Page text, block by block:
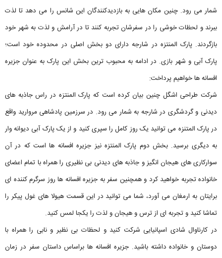
شمار می رود. چنین مکان هایی به بازدیدکنندگان این شانس را می دهد تا لذت
ببرند و لحظات خوشی را در سفرشان تجربه کنند تا در آرامش و لذت به شهر خود
بازگردند. پارک المنتزه در شارجه دارای دو بخش اصلی در محدوده خود است؛
پارک آبی و شهر بازی. در ادامه به محبوب ترین بخش این پارک به عنوان جزیره
افسانه ها خواهیم پرداخت:
شرکت طراحی اشگل چنین بیان کرده است که پارک المنتزه در راس جاذبه های
دیدنی و گردشگری در شارجه به شمار می رود. در سرزمین پادشاهی مروارید واقع
در پارک المتنزه می توانید یک روز کامل را سپری کنید و از یک پارک آبی دیوانه وار
به دیگری برسید. بخش دوم پارک المنتزه نیز جزیره افسانه ها است که در آن
سوارکاری های هیجان انگیز و جاذبه های دیدنی بی نظیری را همراه با تمام اعضای
خانواده تجربه خواهید کرد و همچنین سفر به جزیره افسانه ها روز سرگرم کننده ای
برایتان به ارمغان می آورد، شما می توانید در این قسمت هیولا های غول پیکر را
تماشا کنید و تجربه ای از ترس و هیجان و لذت را یکجا لمس کنید.
در کارناوال شادی اسپانیایی شرکت کنید و لحظات بی نظیر و نابی را همراه با
دوستان و خانواده داشته باشید. جزیره افسانه ها براساس داستان سفر در زمان